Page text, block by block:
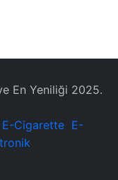
En Yeniliği 2025.
E-Cigarette E-